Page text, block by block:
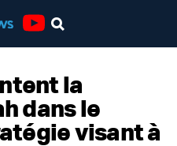
la
dans le
visant à